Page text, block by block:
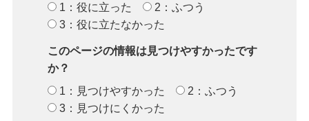
1：役に立った
2：ふつう
3：役に立たなかった
このページの情報は見つけやすかったです
か？
1：見つけやすかった
2：ふつう
3：見つけにくかった